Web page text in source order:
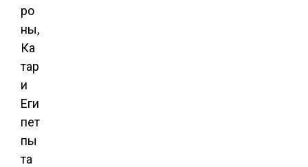
ро
ны,
Ка
тар
и
Еги
пет
пы
та